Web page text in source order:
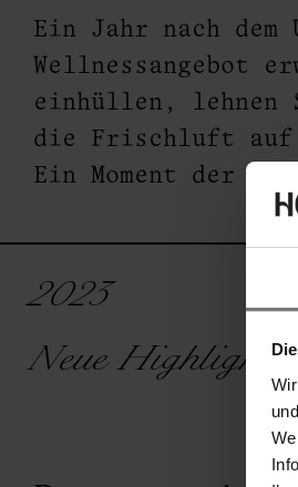
Ein Jahr nach dem
Wellnessangebot
einhüllen, lehnen
die Frischluft auf
Ein Moment der
2023
Neue Highlights